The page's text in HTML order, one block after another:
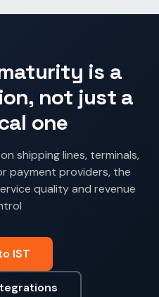
is a
not just a
one
shipping lines, terminals,
payment providers, the
quality and revenue
IST